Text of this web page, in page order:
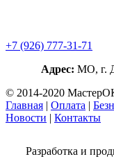
+7 (926) 777-31-71
Адрес: МО, г.
© 2014-2020
Главная | Оплата |
Новости | Контакты
Разработка и